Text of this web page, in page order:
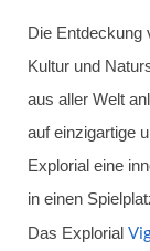
Die Entdeckung
Kultur und
aus aller Welt
auf einzigartige
Explorial eine
in einen
Das Explorial